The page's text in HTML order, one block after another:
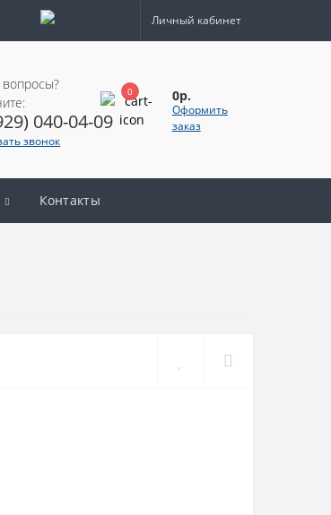
Личный кабинет
вопросы?
040-04-09
звонок
0 0р.
Оформить
заказ
Контакты